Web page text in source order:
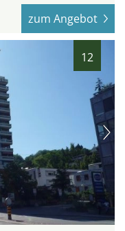
zum Angebot
12